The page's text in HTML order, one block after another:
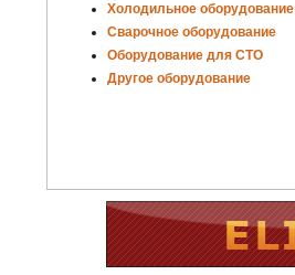
Холодильное оборудование
Сварочное оборудование
Оборудование для СТО
Другое оборудование